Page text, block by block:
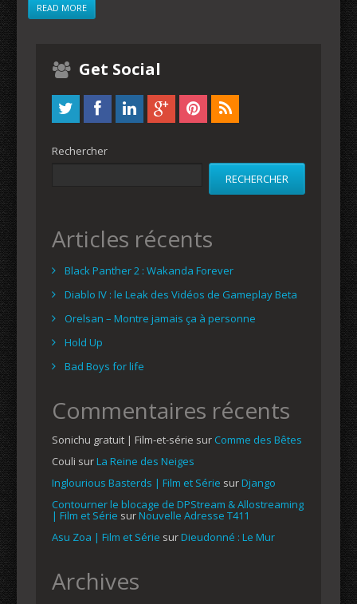
READ MORE
Get Social
Rechercher
RECHERCHER
Articles récents
Black Panther 2 : Wakanda Forever
Diablo IV : le Leak des Vidéos de Gameplay Beta
Orelsan – Montre jamais ça à personne
Hold Up
Bad Boys for life
Commentaires récents
Sonichu gratuit | Film-et-série sur Comme des Bêtes
Couli surLa Reine des Neiges
Inglourious Basterds | Film et Série surDjango
Contourner le blocage de DPStream & Allostreaming
| Film et Série surNouvelle Adresse T411
Asu Zoa | Film et Série surDieudonné : Le Mur
Archives